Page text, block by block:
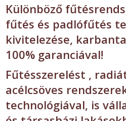
Különböző
fűtés és padlófűtés
kivitelezése,
100% garanciával!
Fűtésszerelést ,
acélcsöves
technológiával, is